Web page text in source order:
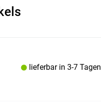
lieferbar in 3-7 Tagen